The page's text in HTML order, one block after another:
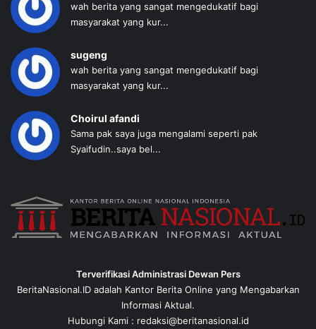
wah berita yang sangat mengedukatif bagi
masyarakat yang kur...
sugeng
wah berita yang sangat mengedukatif bagi
masyarakat yang kur...
Choirul afandi
Sama pak saya juga mengalami seperti pak
Syaifudin..saya bel...
Terverifikasi Administrasi Dewan Pers
BeritaNasional.ID adalah Kantor Berita Online yang Mengabarkan
Informasi Aktual.
Hubungi Kami : redaksi@beritanasional.id